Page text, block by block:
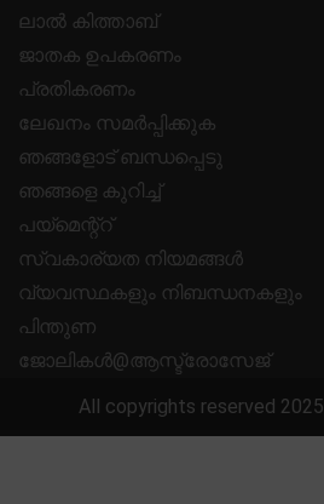
ലാൽ കിത്താബ്
ജാതക ഉപകരണം
പ്രതികരണം
ലേഖനം സമർപ്പിക്കുക
ഞങ്ങളോട് ബന്ധപ്പെടു
ഞങ്ങളെ കുറിച്ച്
പയ്മെന്റ്റ്
സ്വകാര്യത നിയമങ്ങൾ
വ്യവസ്ഥകളും നിബന്ധനകളും
പിന്തുണ
ജോലികൾ@ആസ്ട്രോസേജ്
All copyrights reserved 2025